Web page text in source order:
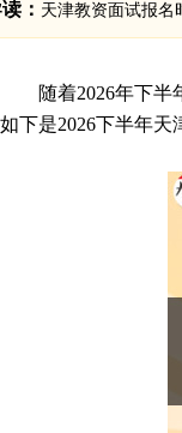
： 天津教资面试报名
随着2026年下
如下是2026下半年天